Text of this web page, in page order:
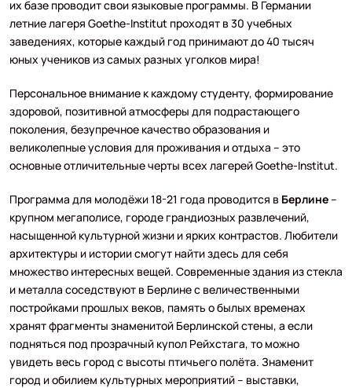
их базе проводит свои языковые программы. В Германии
летние лагеря Goethe-Institut проходят в 30 учебных
заведениях, которые каждый год принимают до 40 тысяч
юных учеников из самых разных уголков мира!
Персональное внимание к каждому студенту, формирование
здоровой, позитивной атмосферы для подрастающего
поколения, безупречное качество образования и
великолепные условия для проживания и отдыха – это
основные отличительные черты всех лагерей Goethe-Institut.
Программа для молодёжи 18-21 года проводится в Берлине–
крупном мегаполисе, городе грандиозных развлечений,
насыщенной культурной жизни и ярких контрастов. Любители
архитектуры и истории смогут найти здесь для себя
множество интересных вещей. Современные здания из стекла
и металла соседствуют в Берлине с величественными
постройками прошлых веков, память о былых временах
хранят фрагменты знаменитой Берлинской стены, а если
подняться под прозрачный купол Рейхстага, то можно
увидеть весь город с высоты птичьего полёта. Знаменит
город и обилием культурных мероприятий – выставки,